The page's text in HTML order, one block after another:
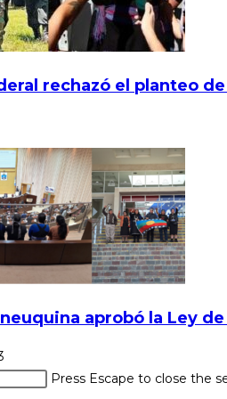
rechazó el planteo
aprobó la Ley
Press Escape to close the